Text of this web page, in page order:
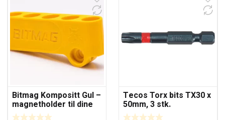
Bitmag Kompositt Gul –
magnetholder til dine
favorittbits
Tecos Torx bits TX30 x
50mm, 3 stk.